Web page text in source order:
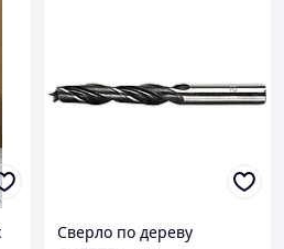
Сверло по дереву